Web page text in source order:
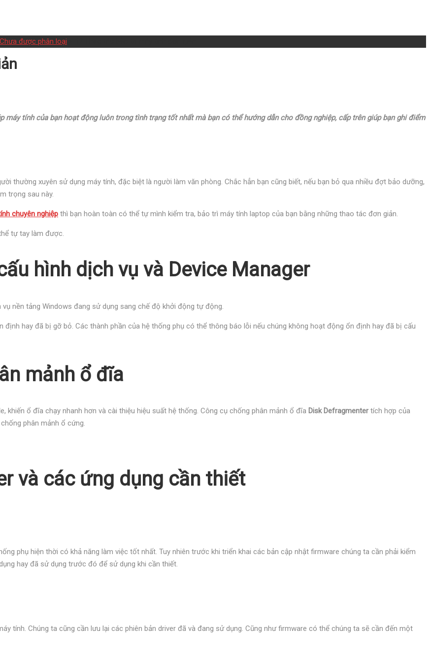
Chưa được phân loại
tính của bạn hoạt động luôn trong tình trạng tốt nhất mà bạn có thể hướng dẫn cho đồng nghiệp, cấp trên giúp bạn ghi điểm
thường xuyên sử dụng máy tính, đặc biệt là người làm văn phòng. Chắc hẳn bạn cũng biết, nếu bạn bỏ qua nhiều đợt bảo dưỡng,
trọng sau này.
chuyên nghiệp thì bạn hoàn toàn có thể tự mình kiểm tra, bảo trì máy tính laptop của bạn bằng những thao tác đơn giản.
tự tay làm được.
hình dịch vụ và Device Manager
nền tảng Windows đang sử dụng sang chế độ khởi động tự động.
hay đã bị gỡ bỏ. Các thành phần của hệ thống phụ có thể thông báo lỗi nếu chúng không hoạt động ổn định hay đã bị cấu
mảnh ổ đĩa
khiến ổ đĩa chạy nhanh hơn và cài thiệu hiệu suất hệ thống. Công cụ chống phân mảnh ổ đĩa Disk Defragmentertích hợp của
phân mảnh ổ cứng.
và các ứng dụng cần thiết
phụ hiện thời có khả năng làm việc tốt nhất. Tuy nhiên trước khi triển khai các bản cập nhật firmware chúng ta cần phải kiểm
hay đã sử dụng trước đó để sử dụng khi cần thiết.
tính. Chúng ta cũng cần lưu lại các phiên bản driver đã và đang sử dụng. Cũng như firmware có thể chúng ta sẽ cần đến một